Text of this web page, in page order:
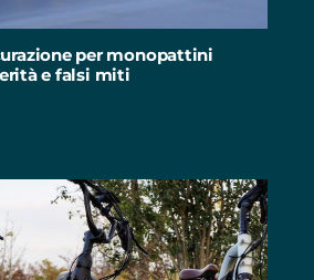
per monopattini
e falsi miti